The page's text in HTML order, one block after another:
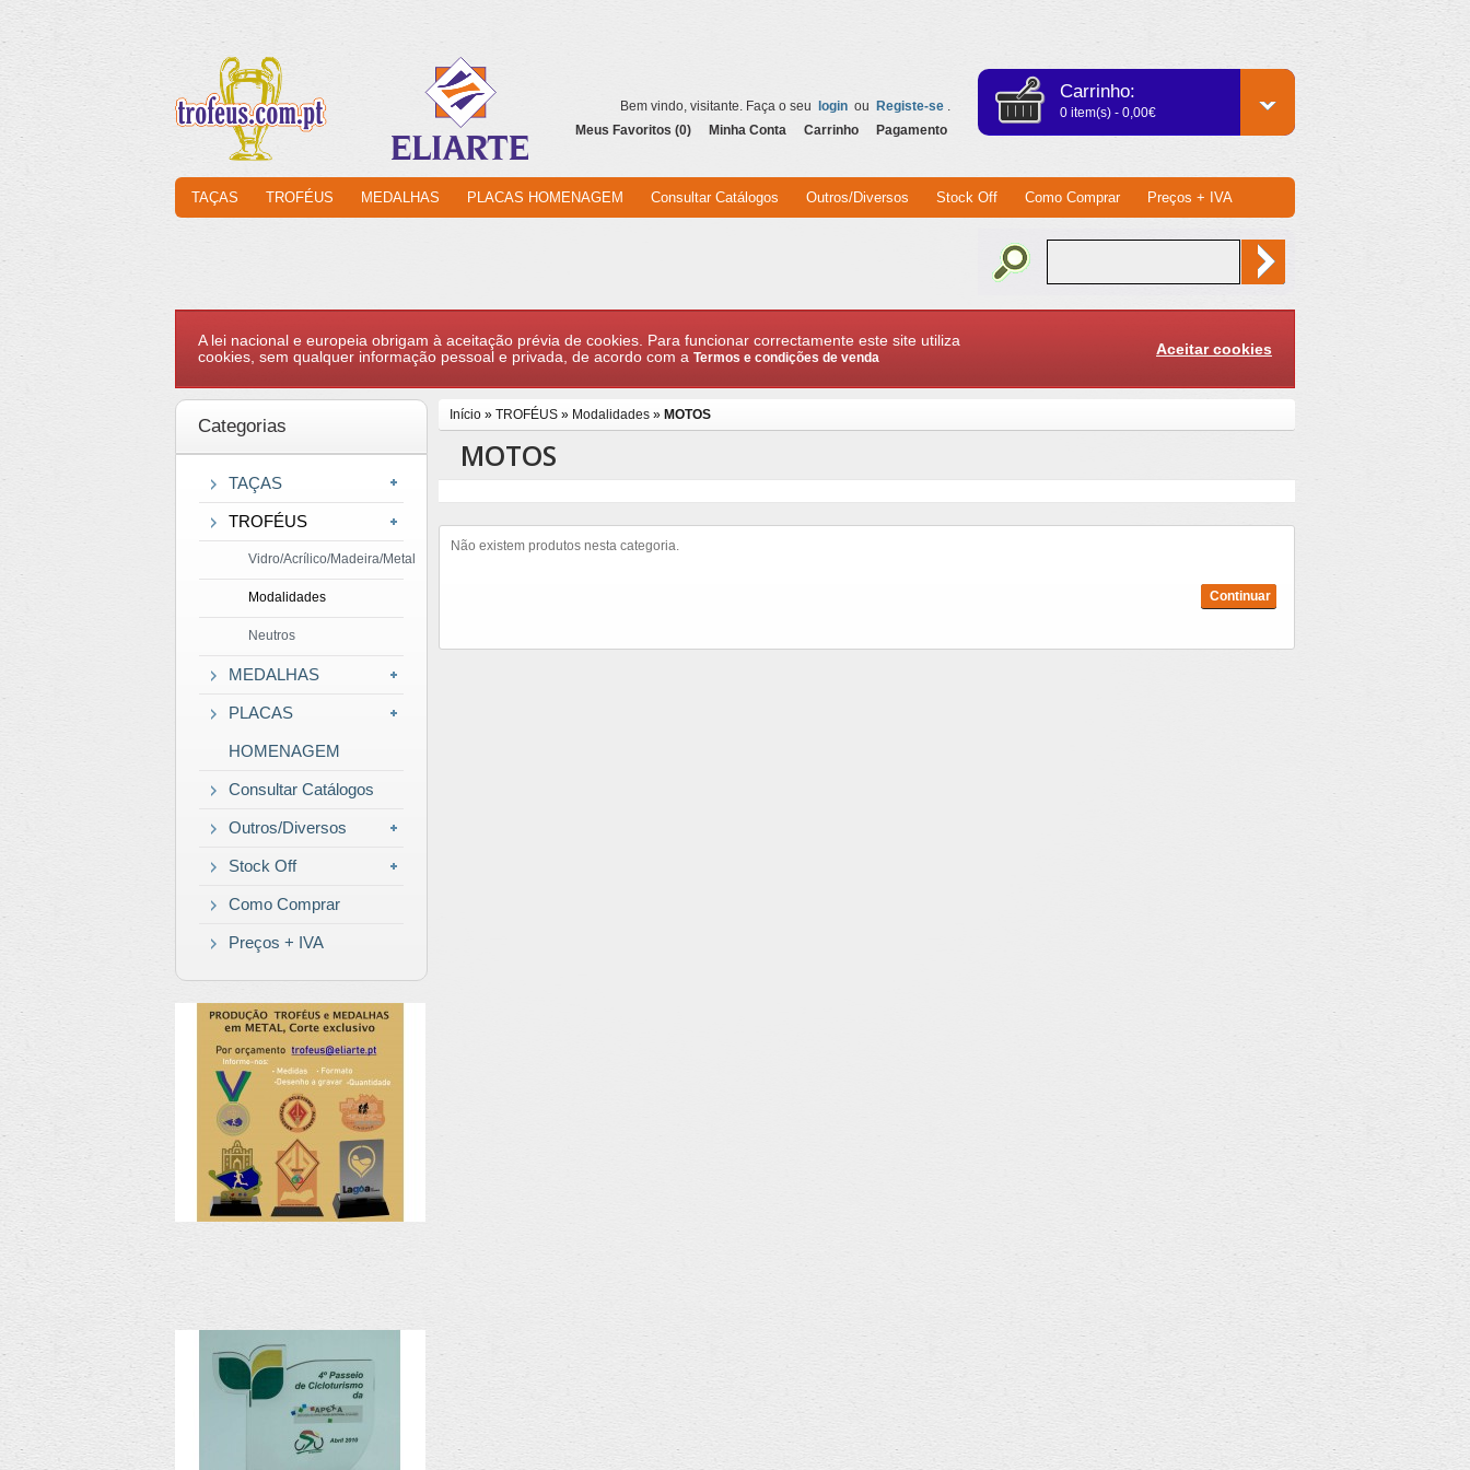
Meus Favoritos (0) Minha Conta Carrinho Pagamento
Bem vindo, visitante. Faça o seu login ou Registe-se .
Carrinho:
0 item(s) - 0,00€
TAÇAS TROFÉUS MEDALHAS PLACAS HOMENAGEM Consultar Catálogos Outros/Diversos Stock Off Como Comprar Preços + IVA
Aceitar cookies
A lei nacional e europeia obrigam à aceitação prévia de cookies. Para funcionar correctamente este site utiliza
cookies, sem qualquer informação pessoal e privada, de acordo com a Termos e condições de venda
Categorias
TAÇAS
TROFÉUS
Vidro/Acrílico/Madeira/Metal
Modalidades
Neutros
MEDALHAS
PLACAS
HOMENAGEM
Consultar Catálogos
Outros/Diversos
Stock Off
Como Comprar
Preços + IVA
Início » TROFÉUS » Modalidades » MOTOS
MOTOS
Não existem produtos nesta categoria.
Continuar